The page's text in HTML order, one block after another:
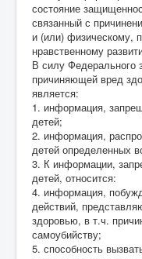
состояние
связанный с
и (или) физическому,
нравственному
В силу Федерального
причиняющей вред
является:
1. информация,
детей;
2. информация,
детей определенных
3. К информации,
детей, относится:
4. информация,
действий,
здоровью, в т.ч.
самоубийству;
5. способность